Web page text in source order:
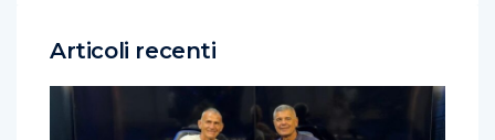
Articoli recenti